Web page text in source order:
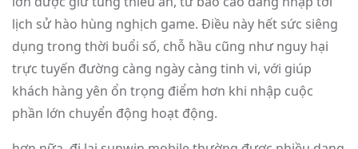
lịch sử hào hùng nghịch game. Điều này hết sức siêng
dụng trong thời buổi số, chỗ hầu cũng như nguy hại
trực tuyến đường càng ngày càng tinh vi, với giúp
khách hàng yên ổn trọng điểm hơn khi nhập cuộc
phần lớn chuyển động hoạt động.